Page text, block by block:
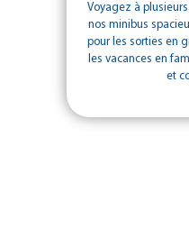
Voyagez à
nos minibus
pour les sorties en
les vacances en
et